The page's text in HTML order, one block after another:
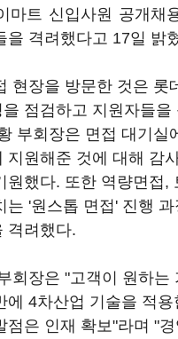
마트 신입사원 공개채
을 격려했다고 17일 밝
현장을 방문한 것은 롯
점검하고 지원자들을
부회장은 면접 대기실
지원해준 것에 대해 감
원했다. 또한 역량면접,
는 '원스톱 면접' 진행 과
격려했다.
회장은 "고객이 원하는
에 4차산업 기술을 적용
점은 인재 확보"라며 "경